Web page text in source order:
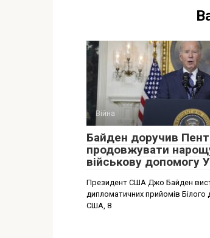
Війна
Байден доручив
продовжувати
військову допомогу
Президент США Джо Байден
дипломатичних прийомів Білого
США, 8